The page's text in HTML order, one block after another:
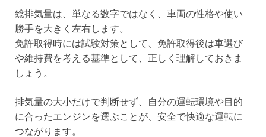
総排気量は、単なる数字ではなく、車両の性格や使い
勝手を大きく左右します。
免許取得時には試験対策として、免許取得後は車選び
や維持費を考える基準として、正しく理解しておきま
しょう。
排気量の大小だけで判断せず、自分の運転環境や目的
に合ったエンジンを選ぶことが、安全で快適な運転に
つながります。